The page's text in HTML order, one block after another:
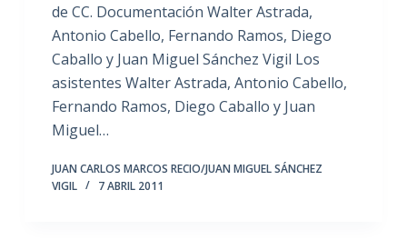
de CC. Documentación Walter Astrada,
Antonio Cabello, Fernando Ramos, Diego
Caballo y Juan Miguel Sánchez Vigil Los
asistentes Walter Astrada, Antonio Cabello,
Fernando Ramos, Diego Caballo y Juan
Miguel…
JUAN CARLOS MARCOS RECIO/JUAN MIGUEL SÁNCHEZ
VIGIL
7 ABRIL 2011